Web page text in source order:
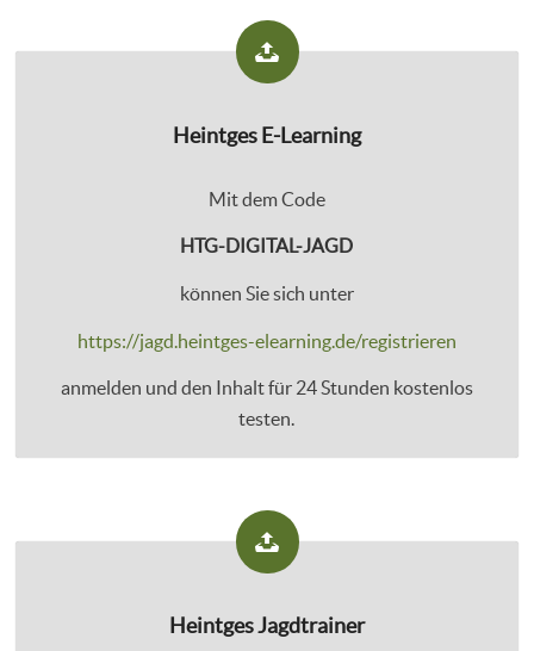
Heintges E-Learning
Mit dem Code
HTG-DIGITAL-JAGD
können Sie sich unter
https://jagd.heintges-elearning.de/registrieren
anmelden und den Inhalt für 24 Stunden kostenlos
testen.
Heintges Jagdtrainer